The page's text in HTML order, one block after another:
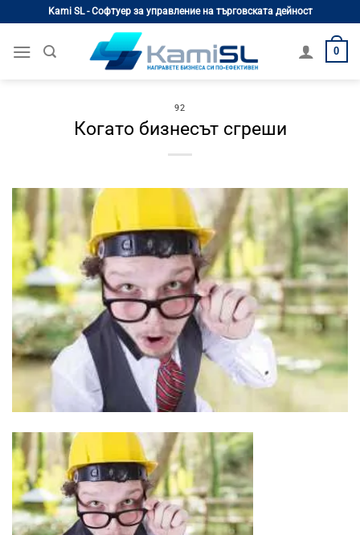
content
Kami SL - Софтуер за управление на търговската дейност
0
92
Когато бизнесът сгреши